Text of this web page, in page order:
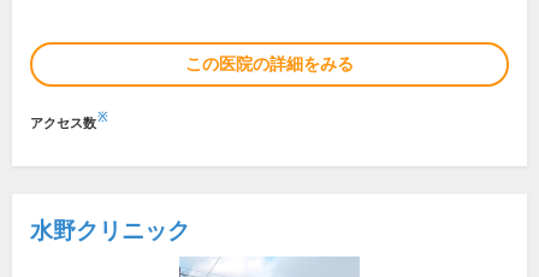
この医院の詳細をみる
アクセス数※
水野クリニック